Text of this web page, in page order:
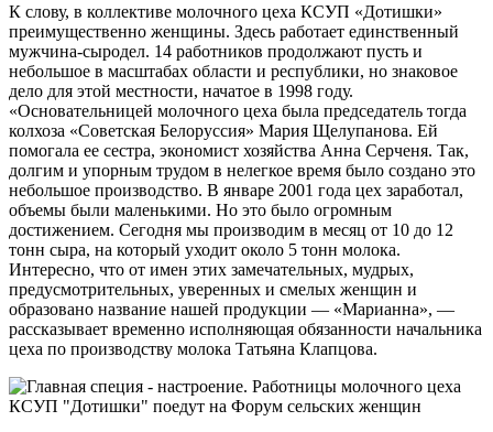
К слову, в коллективе молочного цеха КСУП «Дотишки»
преимущественно женщины. Здесь работает единственный
мужчина-сыродел. 14 работников продолжают пусть и
небольшое в масштабах области и республики, но знаковое
дело для этой местности, начатое в 1998 году.
«Основательницей молочного цеха была председатель тогда
колхоза «Советская Белоруссия» Мария Щелупанова. Ей
помогала ее сестра, экономист хозяйства Анна Серченя. Так,
долгим и упорным трудом в нелегкое время было создано это
небольшое производство. В январе 2001 года цех заработал,
объемы были маленькими. Но это было огромным
достижением. Сегодня мы производим в месяц от 10 до 12
тонн сыра, на который уходит около 5 тонн молока.
Интересно, что от имен этих замечательных, мудрых,
предусмотрительных, уверенных и смелых женщин и
образовано название нашей продукции — «Марианна», —
рассказывает временно исполняющая обязанности начальника
цеха по производству молока Татьяна Клапцова.